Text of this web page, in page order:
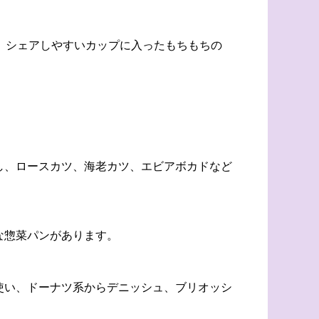
ェアしやすいカップに入ったもちもちの
ロースカツ、海老カツ、エビアボカドなど
菜パンがあります。
、ドーナツ系からデニッシュ、ブリオッシ